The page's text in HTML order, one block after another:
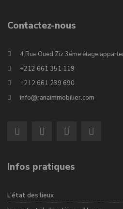
Contactez-nous
4,Rue Oued Ziz 3éme étage
+212 661 351 119
+212 661 239 690
info@ranaimmobilier.com
Infos pratiques
L’état des lieux